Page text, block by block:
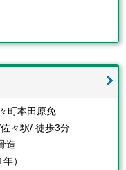
町本田原免
々駅/ 徒歩3分
造
）